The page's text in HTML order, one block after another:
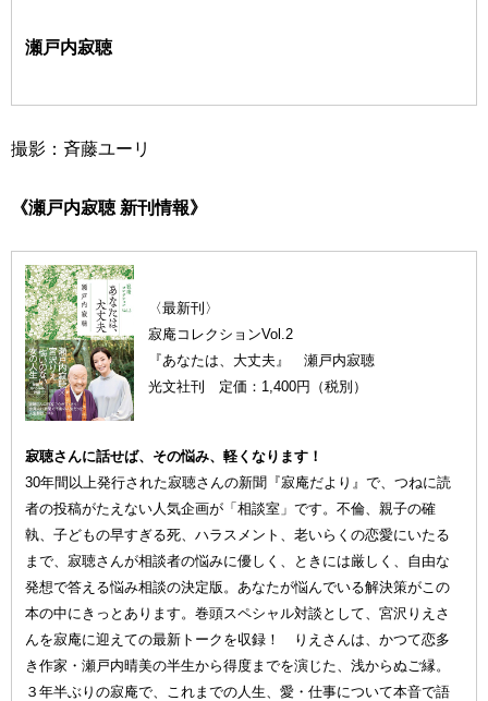
瀬戸内寂聴
撮影：斉藤ユーリ
《瀬戸内寂聴 新刊情報》
〈最新刊〉
寂庵コレクションVol.2
『あなたは、大丈夫』 瀬戸内寂聴
光文社刊 定価：1,400円（税別）
寂聴さんに話せば、その悩み、軽くなります！
30年間以上発行された寂聴さんの新聞『寂庵だより』で、つねに読
者の投稿がたえない人気企画が「相談室」です。不倫、親子の確
執、子どもの早すぎる死、ハラスメント、老いらくの恋愛にいたる
まで、寂聴さんが相談者の悩みに優しく、ときには厳しく、自由な
発想で答える悩み相談の決定版。あなたが悩んでいる解決策がこの
本の中にきっとあります。巻頭スペシャル対談として、宮沢りえさ
んを寂庵に迎えての最新トークを収録！ りえさんは、かつて恋多
き作家・瀬戸内晴美の半生から得度までを演じた、浅からぬご縁。
３年半ぶりの寂庵で、これまでの人生、愛・仕事について本音で語